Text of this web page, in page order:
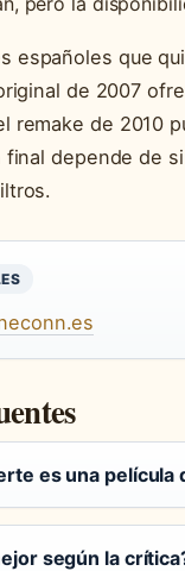
españoles que
de 2007
remake de 2010
depende de
es una película
según la